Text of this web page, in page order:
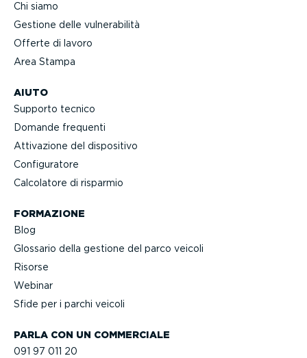
PARLA CON UN COMMERCIALE
091 97 011 20
AIUTO
Supporto tecnico
Domande frequenti
Attivazione del dispositivo
Confi­gu­ratore
Calcolatore di risparmio
FORMAZIONE
Blog
Glossario della gestione del parco veicoli
Risorse
Webinar
Sfide per i parchi veicoli
Chi siamo
Gestione delle vulne­ra­bilità
Offerte di lavoro
Area Stampa